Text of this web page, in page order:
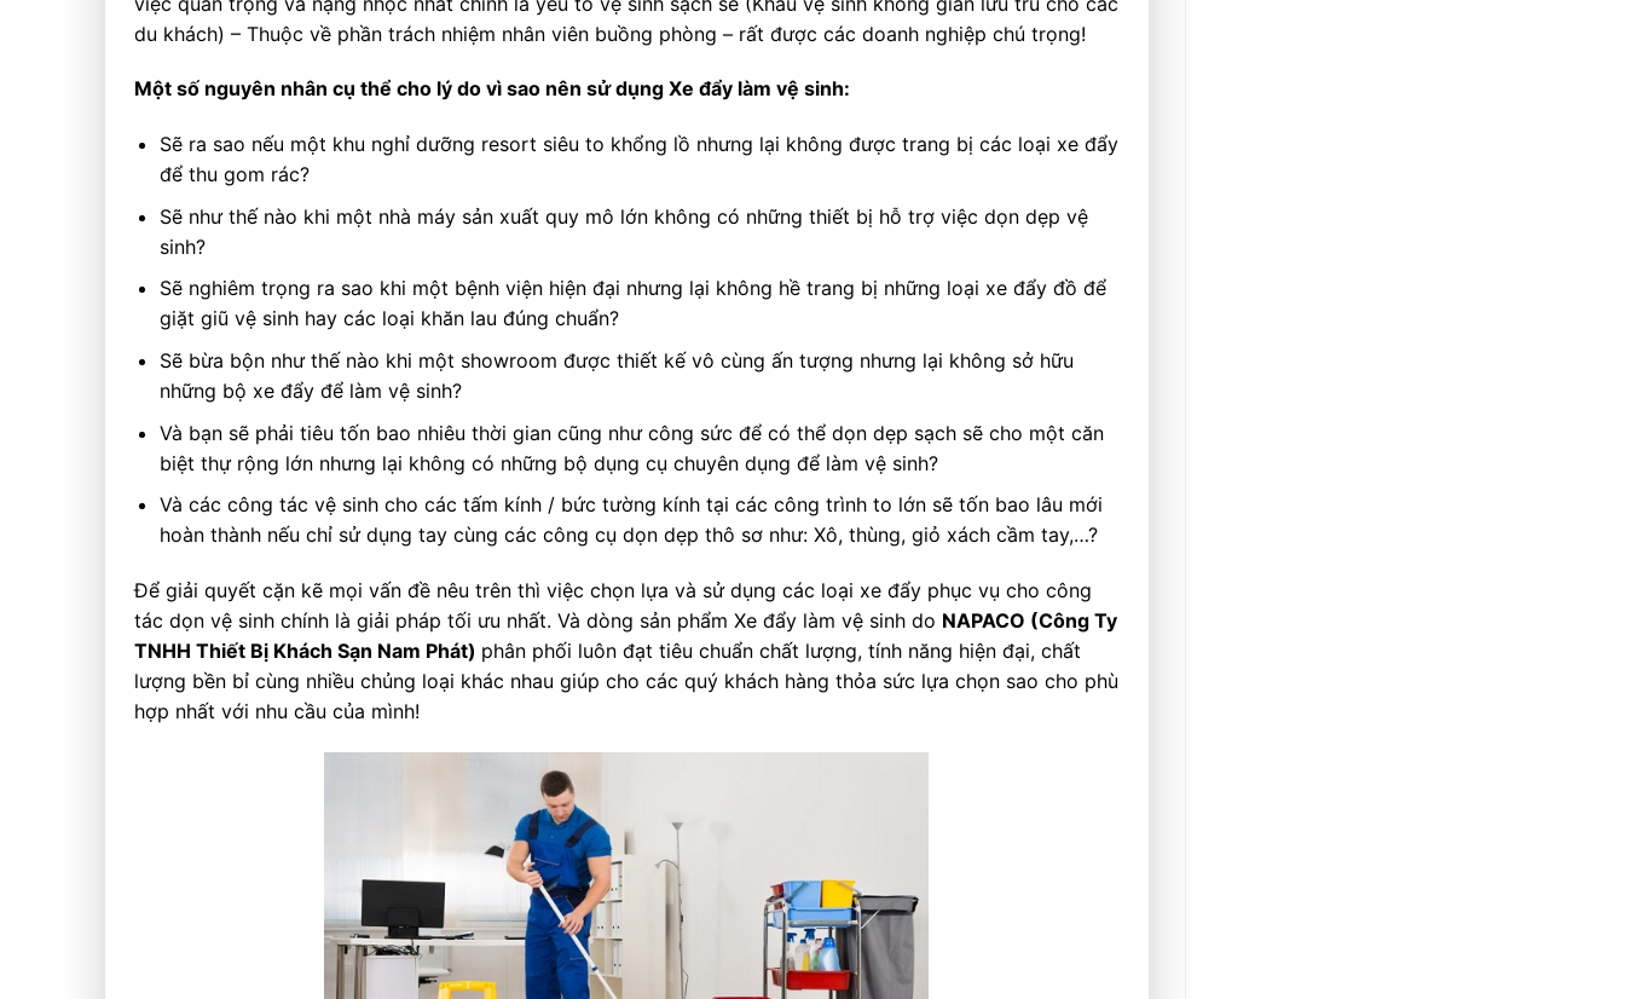
du khách) – Thuộc về phần trách nhiệm nhân viên buồng phòng – rất được các doanh nghiệp chú trọng!
Một số nguyên nhân cụ thể cho lý do vì sao nên sử dụng Xe đẩy làm vệ sinh:
Sẽ ra sao nếu một khu nghỉ dưỡng resort siêu to khổng lồ nhưng lại không được trang bị các loại xe đẩy
để thu gom rác?
Sẽ như thế nào khi một nhà máy sản xuất quy mô lớn không có những thiết bị hỗ trợ việc dọn dẹp vệ
sinh?
Sẽ nghiêm trọng ra sao khi một bệnh viện hiện đại nhưng lại không hề trang bị những loại xe đẩy đồ để
giặt giũ vệ sinh hay các loại khăn lau đúng chuẩn?
Sẽ bừa bộn như thế nào khi một showroom được thiết kế vô cùng ấn tượng nhưng lại không sở hữu
những bộ xe đẩy để làm vệ sinh?
Và bạn sẽ phải tiêu tốn bao nhiêu thời gian cũng như công sức để có thể dọn dẹp sạch sẽ cho một căn
biệt thự rộng lớn nhưng lại không có những bộ dụng cụ chuyên dụng để làm vệ sinh?
Và các công tác vệ sinh cho các tấm kính / bức tường kính tại các công trình to lớn sẽ tốn bao lâu mới
hoàn thành nếu chỉ sử dụng tay cùng các công cụ dọn dẹp thô sơ như: Xô, thùng, giỏ xách cầm tay,…?
Để giải quyết cặn kẽ mọi vấn đề nêu trên thì việc chọn lựa và sử dụng các loại xe đẩy phục vụ cho công
tác dọn vệ sinh chính là giải pháp tối ưu nhất. Và dòng sản phẩm Xe đẩy làm vệ sinh do NAPACO (Công Ty
TNHH Thiết Bị Khách Sạn Nam Phát) phân phối luôn đạt tiêu chuẩn chất lượng, tính năng hiện đại, chất
lượng bền bỉ cùng nhiều chủng loại khác nhau giúp cho các quý khách hàng thỏa sức lựa chọn sao cho phù
hợp nhất với nhu cầu của mình!